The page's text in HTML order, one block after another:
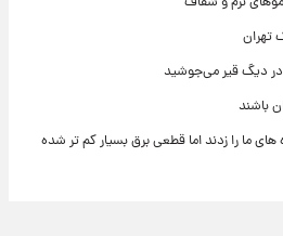
تهران
دیگ قیر می‌جوشید
باشند
های ما را زدند اما قطعی برق بسیار کم تر شده